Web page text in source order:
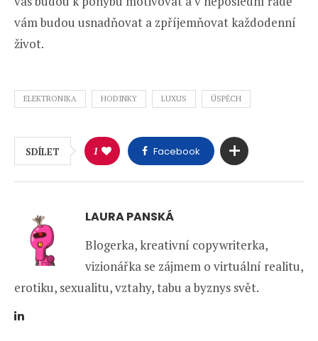
vám budou usnadňovat a zpříjemňovat každodenní
život.
ELEKTRONIKA HODINKY LUXUS ÚSPĚCH
SDÍLET 1 Facebook
LAURA PANSKÁ
Blogerka, kreativní copywriterka,
vizionářka se zájmem o virtuální realitu,
erotiku, sexualitu, vztahy, tabu a byznys svět.